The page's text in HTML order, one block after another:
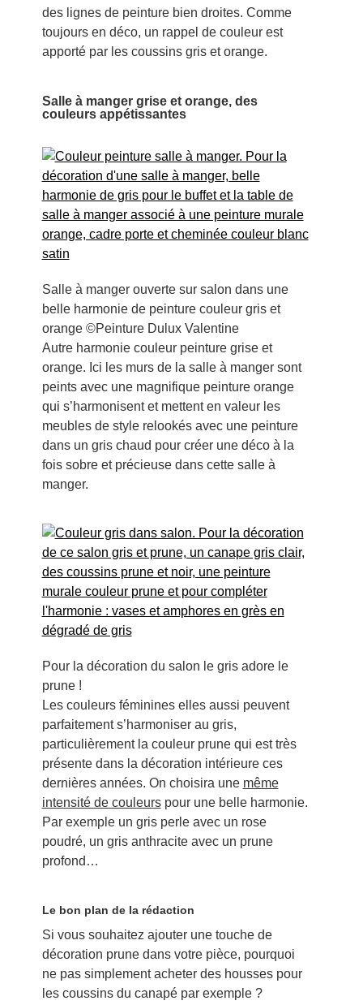
des lignes de peinture bien droites. Comme
toujours en déco, un rappel de couleur est
apporté par les coussins gris et orange.
Salle à manger grise et orange, des
couleurs appétissantes
Salle à manger ouverte sur salon dans une
belle harmonie de peinture couleur gris et
orange ©Peinture Dulux Valentine
Autre harmonie couleur peinture grise et
orange. Ici les murs de la salle à manger sont
peints avec une magnifique peinture orange
qui s’harmonisent et mettent en valeur les
meubles de style relookés avec une peinture
dans un gris chaud pour créer une déco à la
fois sobre et précieuse dans cette salle à
manger.
Pour la décoration du salon le gris adore le
prune !
Les couleurs féminines elles aussi peuvent
parfaitement s’harmoniser au gris,
particulièrement la couleur prune qui est très
présente dans la décoration intérieure ces
dernières années. On choisira une même
intensité de couleurspour une belle harmonie.
Par exemple un gris perle avec un rose
poudré, un gris anthracite avec un prune
profond…
Le bon plan de la rédaction
Si vous souhaitez ajouter une touche de
décoration prune dans votre pièce, pourquoi
ne pas simplement acheter des housses pour
les coussins du canapé par exemple ?